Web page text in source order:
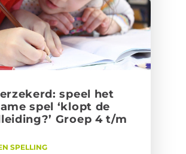
speel het
spel ‘klopt de
Groep 4 t/m
SPELLING